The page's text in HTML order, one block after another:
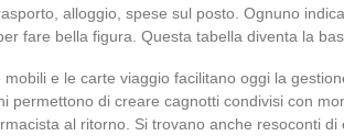
alloggio, spese sul posto. Ognuno
fare bella figura. Questa tabella diventa la
mobili e le carte viaggio facilitano oggi la
permettono di creare cagnotti condivisi con
al ritorno. Si trovano anche resoconti di